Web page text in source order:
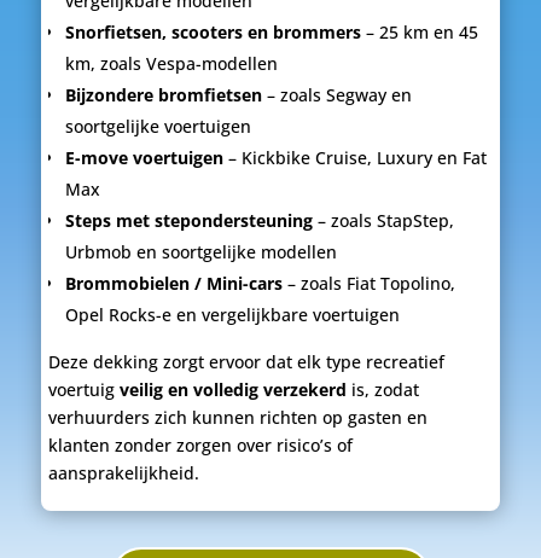
Snorfietsen, scooters en brommers– 25 km en 45
km, zoals Vespa-modellen
Bijzondere bromfietsen– zoals Segway en
soortgelijke voertuigen
E-move voertuigen– Kickbike Cruise, Luxury en Fat
Max
Steps met stepondersteuning– zoals StapStep,
Urbmob en soortgelijke modellen
Brommobielen / Mini-cars– zoals Fiat Topolino,
Opel Rocks-e en vergelijkbare voertuigen
Deze dekking zorgt ervoor dat elk type recreatief
voertuig veilig en volledig verzekerd is, zodat
verhuurders zich kunnen richten op gasten en
klanten zonder zorgen over risico’s of
aansprakelijkheid.